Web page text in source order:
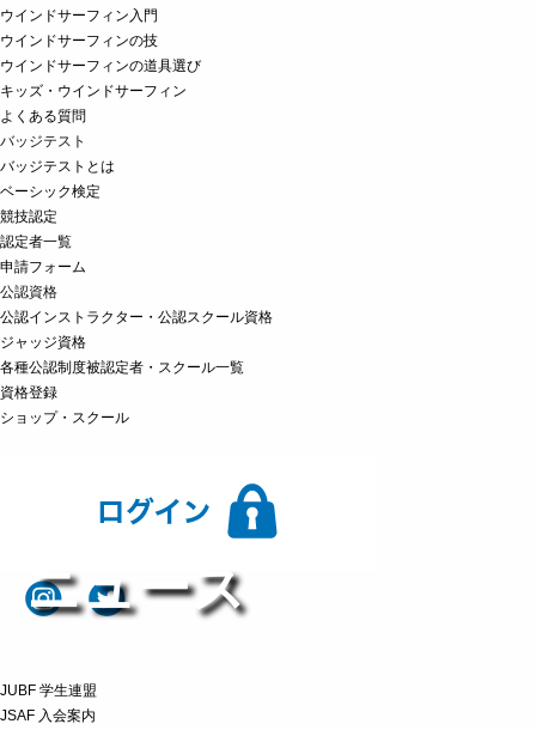
ニュース
ウインドサーフィン入門
ウインドサーフィンの技
ウインドサーフィンの道具選び
キッズ・ウインドサーフィン
よくある質問
バッジテスト
バッジテストとは
ベーシック検定
競技認定
認定者一覧
申請フォーム
公認資格
公認インストラクター・公認スクール資格
ジャッジ資格
各種公認制度被認定者・スクール一覧
資格登録
ショップ・スクール
JUBF 学生連盟
JSAF 入会案内